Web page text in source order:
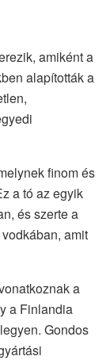
amiként a
alapították a
finom és
a tó az egyik
és szerte a
amit
a
a Finlandia
Gondos